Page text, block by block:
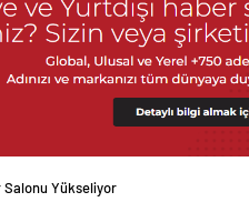
Yükseliyor